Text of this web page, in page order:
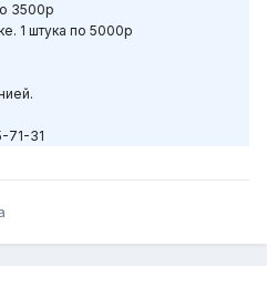
3500р
1 штука по 5000р
71-31